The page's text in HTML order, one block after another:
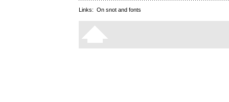
Links: On snot and fonts